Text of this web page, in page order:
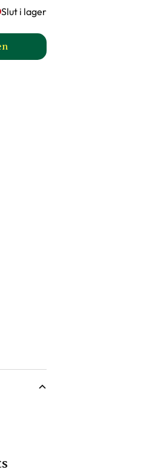
Slut i lager
Ros & perennjord produktsida